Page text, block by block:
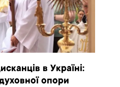
в Україні:
опори